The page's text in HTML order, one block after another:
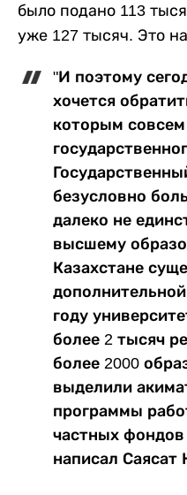
было подано 113
уже 127 тысяч. Это
"И поэтому
хочется
которым
безусловно
далеко не
высшему
Казахстане
году
более 2 тысяч
более 2000
выделили
программы
частных
написал Саясат